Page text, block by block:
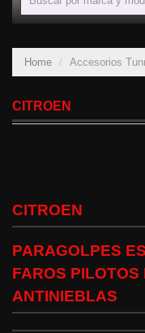
Home Accesorios
CITROEN
CITROEN
PARAGOLPES
FAROS
ANTINIEBLAS